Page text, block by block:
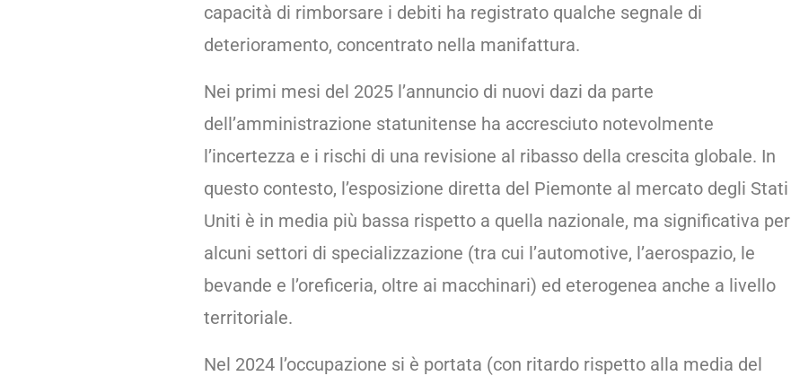
capacità di rimborsare i debiti ha registrato qualche segnale di
deterioramento, concentrato nella manifattura.
Nei primi mesi del 2025 l’annuncio di nuovi dazi da parte
dell’amministrazione statunitense ha accresciuto notevolmente
l’incertezza e i rischi di una revisione al ribasso della crescita globale. In
questo contesto, l’esposizione diretta del Piemonte al mercato degli Stati
Uniti è in media più bassa rispetto a quella nazionale, ma significativa per
alcuni settori di specializzazione (tra cui l’automotive, l’aerospazio, le
bevande e l’oreficeria, oltre ai macchinari) ed eterogenea anche a livello
territoriale.
Nel 2024 l’occupazione si è portata (con ritardo rispetto alla media del